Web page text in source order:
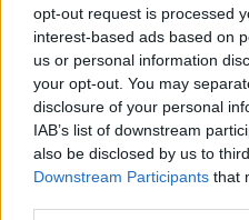
opt-out request is processed
interest-based ads based on
us or personal information
your opt-out. You may
disclosure of your personal
IAB’s list of downstream
also be disclosed by us to
Downstream Participants that